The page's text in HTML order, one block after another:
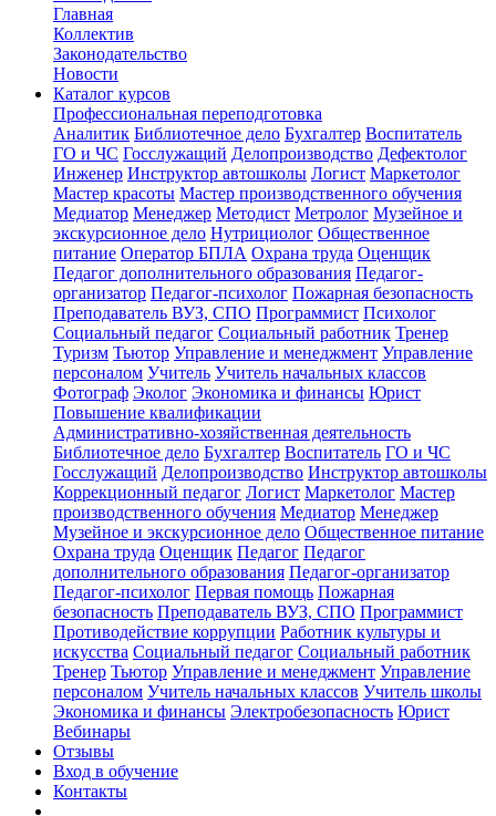
Главная
Коллектив
Законодательство
Новости
Каталог курсов
Профессиональная переподготовка
Аналитик Библиотечное дело Бухгалтер Воспитатель
ГО и ЧС Госслужащий Делопроизводство Дефектолог
Инженер Инструктор автошколы Логист Маркетолог
Мастер красоты Мастер производственного обучения
Медиатор Менеджер Методист Метролог Музейное и
экскурсионное дело Нутрициолог Общественное
питание Оператор БПЛА Охрана труда Оценщик
Педагог дополнительного образования Педагог-
организатор Педагог-психолог Пожарная безопасность
Преподаватель ВУЗ, СПО Программист Психолог
Социальный педагог Социальный работник Тренер
Туризм Тьютор Управление и менеджмент Управление
персоналом Учитель Учитель начальных классов
Фотограф Эколог Экономика и финансы Юрист
Повышение квалификации
Административно-хозяйственная деятельность
Библиотечное дело Бухгалтер Воспитатель ГО и ЧС
Госслужащий Делопроизводство Инструктор автошколы
Коррекционный педагог Логист Маркетолог Мастер
производственного обучения Медиатор Менеджер
Музейное и экскурсионное дело Общественное питание
Охрана труда Оценщик Педагог Педагог
дополнительного образования Педагог-организатор
Педагог-психолог Первая помощь Пожарная
безопасность Преподаватель ВУЗ, СПО Программист
Противодействие коррупции Работник культуры и
искусства Социальный педагог Социальный работник
Тренер Тьютор Управление и менеджмент Управление
персоналом Учитель начальных классов Учитель школы
Экономика и финансы Электробезопасность Юрист
Вебинары
Отзывы
Вход в обучение
Контакты